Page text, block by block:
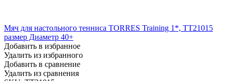
Мяч для настольного тенниса TORRES Training 1*, TT21015
размер Диаметр 40+
Добавить в избранное
Удалить из избранного
Добавить в сравнение
Удалить из сравнения